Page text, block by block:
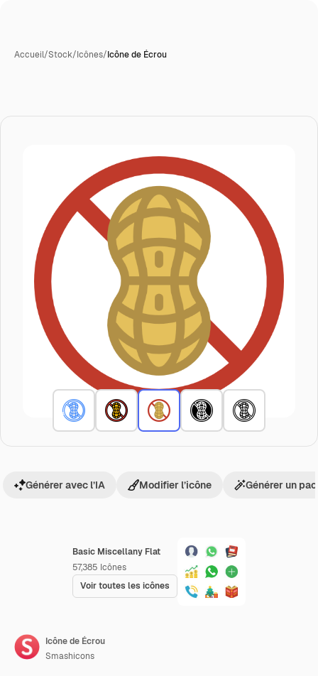
Accueil/Stock/Icônes/Icône de Écrou
Basic Miscellany Flat
57,385 Icônes
Voir toutes les icônes
Générer avec l’IA Modifier l’icône Générer un
Icône de Écrou
Smashicons